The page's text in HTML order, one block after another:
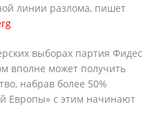
линии разлома, пишет
выборах партия Фидес
вполне может получить
набрав более 50%
Европы» с этим начинают